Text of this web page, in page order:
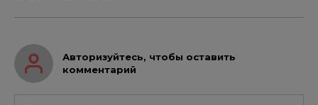
Авторизуйтесь, чтобы оставить
комментарий